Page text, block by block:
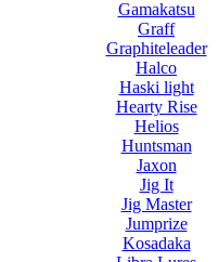
Gamakatsu
Graff
Graphiteleader
Halco
Haski light
Hearty Rise
Helios
Huntsman
Jaxon
Jig It
Jig Master
Jumprize
Kosadaka